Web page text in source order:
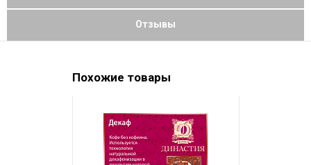
Отзывы
Похожие товары